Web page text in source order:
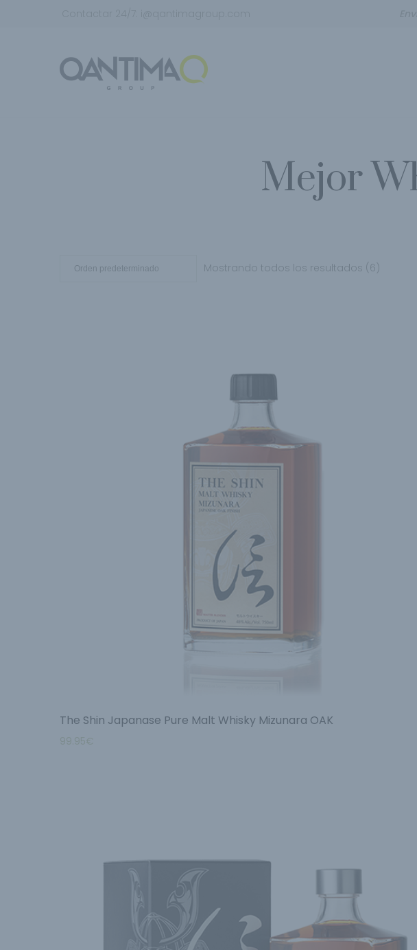
Mejor
Mostrando todos los resultados (6)
The Shin Japanase Pure Malt Whisky Mizunara OAK
99.95€